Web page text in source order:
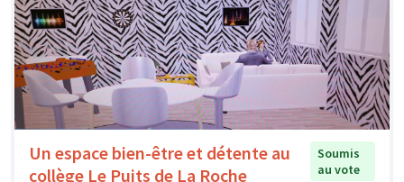
Un espace bien-être et détente au
collège Le Puits de La Roche
Soumis
au vote